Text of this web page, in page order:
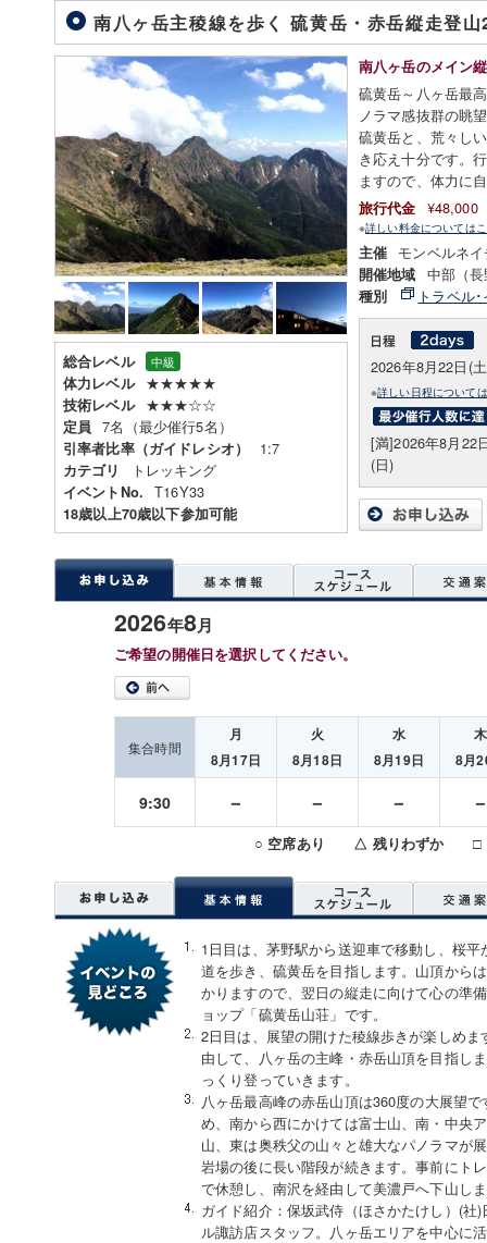
南八ヶ岳主稜線を歩く 硫黄岳・赤岳縦走登
総合レベル 中級
体力レベル ★★★★★
技術レベル ★★★☆☆
定員 7名（最少催行5名）
引率者比率（ガイドレシオ） 1:7
カテゴリ トレッキング
イベントNo. T16Y33
18歳以上70歳以下参加可能
南八ヶ岳のメイン
硫黄岳～八ヶ岳最
ノラマ感抜群の眺
硫黄岳と、荒々し
き応え十分です。
ますので、体力に
旅行代金 ¥48,000
※詳しい料金については
主催 モンベルネ
開催地域 中部（
種別 トラベル
2026年8月22日(
※詳しい日程について
[満]2026年8月22
(日)
2026年8月
ご希望の開催日を選択してください。
集合時間
月
8月17日
火
8月18日
水
8月19日
木
8月
9:30 － － －
○ 空席あり △ 残りわずか □
1日目は、茅野駅から送迎車で移動し、桜
道を歩き、硫黄岳を目指します。山頂から
かりますので、翌日の縦走に向けて心の準
ョップ「硫黄岳山荘」です。
2日目は、展望の開けた稜線歩きが楽しめ
由して、八ヶ岳の主峰・赤岳山頂を目指し
っくり登っていきます。
八ヶ岳最高峰の赤岳山頂は360度の大展望
め、南から西にかけては富士山、南・中央
山、東は奥秩父の山々と雄大なパノラマが
岩場の後に長い階段が続きます。事前にト
で休憩し、南沢を経由して美濃戸へ下山し
ガイド紹介：保坂武侍（ほさかたけし）(
ル諏訪店スタッフ。八ヶ岳エリアを中心に